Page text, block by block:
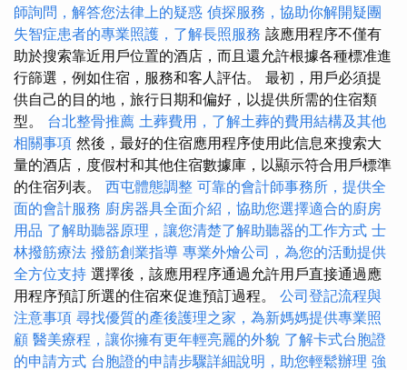
師詢問，解答您法律上的疑惑 偵探服務，協助你解開疑團
失智症患者的專業照護，了解長照服務 該應用程序不僅有
助於搜索靠近用戶位置的酒店，而且還允許根據各種標准進
行篩選，例如住宿，服務和客人評估。 最初，用戶必須提
供自己的目的地，旅行日期和偏好，以提供所需的住宿類
型。 台北整骨推薦 土葬費用，了解土葬的費用結構及其他
相關事項 然後，最好的住宿應用程序使用此信息來搜索大
量的酒店，度假村和其他住宿數據庫，以顯示符合用戶標準
的住宿列表。 西屯體態調整 可靠的會計師事務所，提供全
面的會計服務 廚房器具全面介紹，協助您選擇適合的廚房
用品 了解助聽器原理，讓您清楚了解助聽器的工作方式 士
林撥筋療法 撥筋創業指導 專業外燴公司，為您的活動提供
全方位支持 選擇後，該應用程序通過允許用戶直接通過應
用程序預訂所選的住宿來促進預訂過程。 公司登記流程與
注意事項 尋找優質的產後護理之家，為新媽媽提供專業照
顧 醫美療程，讓你擁有更年輕亮麗的外貌 了解卡式台胞證
的申請方式 台胞證的申請步驟詳細說明，助您輕鬆辦理 強